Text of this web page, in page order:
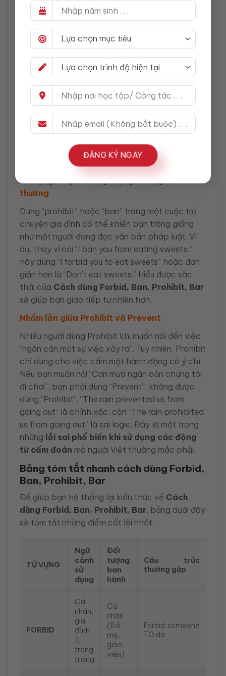
ĐĂNG KÝ NGAY
Ngay cả những người có vốn từ vựng phong phú
này. Dưới đây là nhữnglỗi sai phổ biến khi sử
dụng các động từ cấm đoánmà bạn cần đặc
biệt lưu tâm.
Sử dụng sai giới từ và cấu trúc đi kèm
Lỗi phổ biến nhất là dùng “prohibit to” thay vì
“prohibit from”. Như đã đề cập ở phầncấu trúc
câu với Prohibit và Forbid, mỗi từ có một
“người bạn đồng hành” riêng. Việc dùng “I
prohibit you to go out” là một lỗi sai nghiêm
trọng về ngữ pháp tiếng Anh.
Sử dụng từ quá trang trọng cho ngữ cảnh đời
thường
Dùng “prohibit” hoặc “ban” trong một cuộc trò
chuyện gia đình có thể khiến bạn trông giống
như một người đang đọc văn bản pháp luật. Ví
dụ, thay vì nói “I ban you from eating sweets,”
hãy dùng “I forbid you to eat sweets” hoặc đơn
giản hơn là “Don’t eat sweets.” Hiểu được sắc
thái của Cách dùng Forbid, Ban, Prohibit, Bar
sẽ giúp bạn giao tiếp tự nhiên hơn.
Nhầm lẫn giữa Prohibit và Prevent
Nhiều người dùng Prohibit khi muốn nói đến việc
“ngăn cản một sự việc xảy ra”. Tuy nhiên, Prohibit
chỉ dùng cho việc cấm một hành động có ý chí.
Nếu bạn muốn nói “Cơn mưa ngăn cản chúng tôi
đi chơi”, bạn phải dùng “Prevent”, không được
dùng “Prohibit”. “The rain prevented us from
going out” là chính xác, còn “The rain prohibited
us from going out” là sai logic. Đây là một trong
những lỗi sai phổ biến khi sử dụng các động
từ cấm đoán mà người Việt thường mắc phải.
Bảng tóm tắt nhanh cách dùng Forbid,
Ban, Prohibit, Bar
Để giúp bạn hệ thống lại kiến thức về Cách
dùng Forbid, Ban, Prohibit, Bar, bảng dưới đây
sẽ tóm tắt những điểm cốt lõi nhất.
TỪ VỰNG
Ngữ
cảnh
sử
dụng
Đối
tượng
ban
hành
Cấu trúc
thường gặp
FORBID
Cá
nhân,
gia
đình,
ít
trang
trọng
Cá
nhân
(Bố
mẹ,
giáo
viên)
Forbid someone
TO do